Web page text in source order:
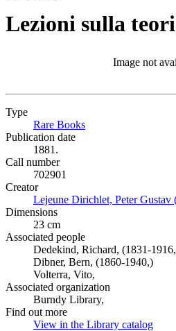
Lezioni sulla
Image not
Type
Rare Books
Publication date
1881.
Call number
702901
Creator
Lejeune Dirichlet, Peter Gustav
Dimensions
23 cm
Associated people
Dedekind, Richard, (1831-
Dibner, Bern, (1860-1940,)
Volterra, Vito,
Associated organization
Burndy Library,
Find out more
View in the Library catalog